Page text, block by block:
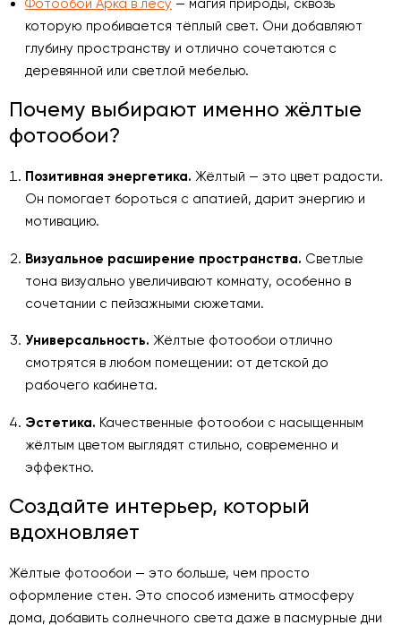
Фотообои Арка в лесу — магия природы, сквозь
которую пробивается тёплый свет. Они добавляют
глубину пространству и отлично сочетаются с
деревянной или светлой мебелью.
Почему выбирают именно жёлтые
фотообои?
Позитивная энергетика. Жёлтый — это цвет радости.
Он помогает бороться с апатией, дарит энергию и
мотивацию.
Визуальное расширение пространства. Светлые
тона визуально увеличивают комнату, особенно в
сочетании с пейзажными сюжетами.
Универсальность. Жёлтые фотообои отлично
смотрятся в любом помещении: от детской до
рабочего кабинета.
Эстетика. Качественные фотообои с насыщенным
жёлтым цветом выглядят стильно, современно и
эффектно.
Создайте интерьер, который
вдохновляет
Жёлтые фотообои — это больше, чем просто
оформление стен. Это способ изменить атмосферу
дома, добавить солнечного света даже в пасмурные дни